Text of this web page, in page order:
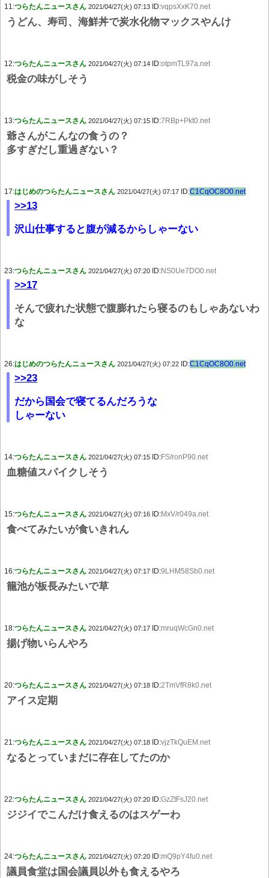
11:つらたんニュースさん 2021/04/27(火) 07:13 ID:vqpsXxK70.net
うどん、寿司、海鮮丼で炭水化物マックスやんけ
12:つらたんニュースさん 2021/04/27(火) 07:14 ID:otpmTL97a.net
税金の味がしそう
13:つらたんニュースさん 2021/04/27(火) 07:15 ID:7RBp+Pkt0.net
爺さんがこんなの食うの？
多すぎだし重過ぎない？
17:はじめのつらたんニュースさん 2021/04/27(火) 07:17 ID:C1CqOC8O0.net
>>13
沢山仕事すると腹が減るからしゃーない
23:つらたんニュースさん 2021/04/27(火) 07:20 ID:NS0Ue7DO0.net
>>17
そんで疲れた状態で腹膨れたら寝るのもしゃあないわ
な
26:はじめのつらたんニュースさん 2021/04/27(火) 07:22 ID:C1CqOC8O0.net
>>23
だから国会で寝てるんだろうな
しゃーない
14:つらたんニュースさん 2021/04/27(火) 07:15 ID:FS/ronP90.net
血糖値スパイクしそう
15:つらたんニュースさん 2021/04/27(火) 07:16 ID:MxV/r049a.net
食べてみたいが食いきれん
16:つらたんニュースさん 2021/04/27(火) 07:17 ID:9LHM58Sb0.net
籠池が板長みたいで草
18:つらたんニュースさん 2021/04/27(火) 07:17 ID:mruqWcGn0.net
揚げ物いらんやろ
20:つらたんニュースさん 2021/04/27(火) 07:18 ID:2TmVfR8k0.net
アイス定期
21:つらたんニュースさん 2021/04/27(火) 07:18 ID:vjzTkQuEM.net
なるとっていまだに存在してたのか
22:つらたんニュースさん 2021/04/27(火) 07:20 ID:GzZtFsJ20.net
ジジイでこんだけ食えるのはスゲーわ
24:つらたんニュースさん 2021/04/27(火) 07:20 ID:mQ9pY4fu0.net
議員食堂は国会議員以外も食えるやろ